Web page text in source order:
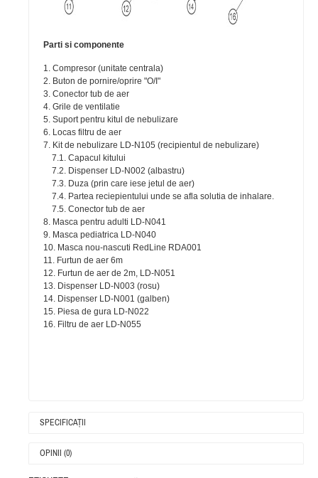
Parti si componente
1. Compresor (unitate centrala)
2. Buton de pornire/oprire "O/I"
3. Conector tub de aer
4. Grile de ventilatie
5. Suport pentru kitul de nebulizare
6. Locas filtru de aer
7. Kit de nebulizare LD-N105 (recipientul de nebulizare)
7.1. Capacul kitului
7.2. Dispenser LD-N002 (albastru)
7.3. Duza (prin care iese jetul de aer)
7.4. Partea reciepientului unde se afla solutia de inhalare.
7.5. Conector tub de aer
8. Masca pentru adulti LD-N041
9. Masca pediatrica LD-N040
10. Masca nou-nascuti RedLine RDA001
11. Furtun de aer 6m
12. Furtun de aer de 2m, LD-N051
13. Dispenser LD-N003 (rosu)
14. Dispenser LD-N001 (galben)
15. Piesa de gura LD-N022
16. Filtru de aer LD-N055
SPECIFICAŢII
OPINII (0)